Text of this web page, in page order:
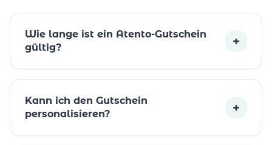
Wie lange ist ein Atento-Gutschein
gültig?
+
Kann ich den Gutschein
personalisieren?
+